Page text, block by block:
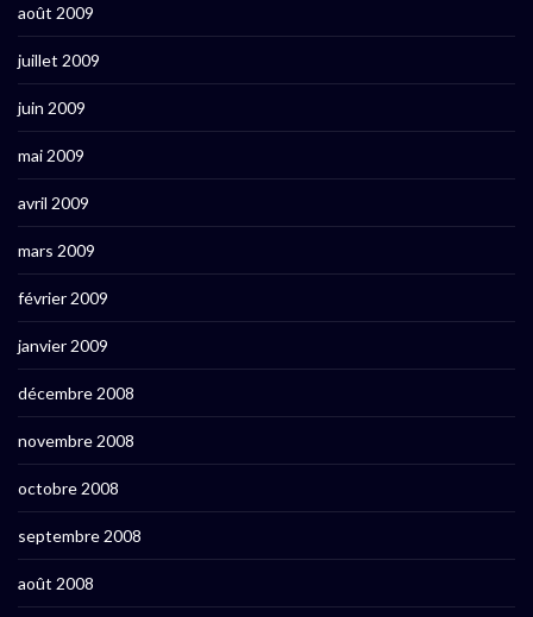
août 2009
juillet 2009
juin 2009
mai 2009
avril 2009
mars 2009
février 2009
janvier 2009
décembre 2008
novembre 2008
octobre 2008
septembre 2008
août 2008